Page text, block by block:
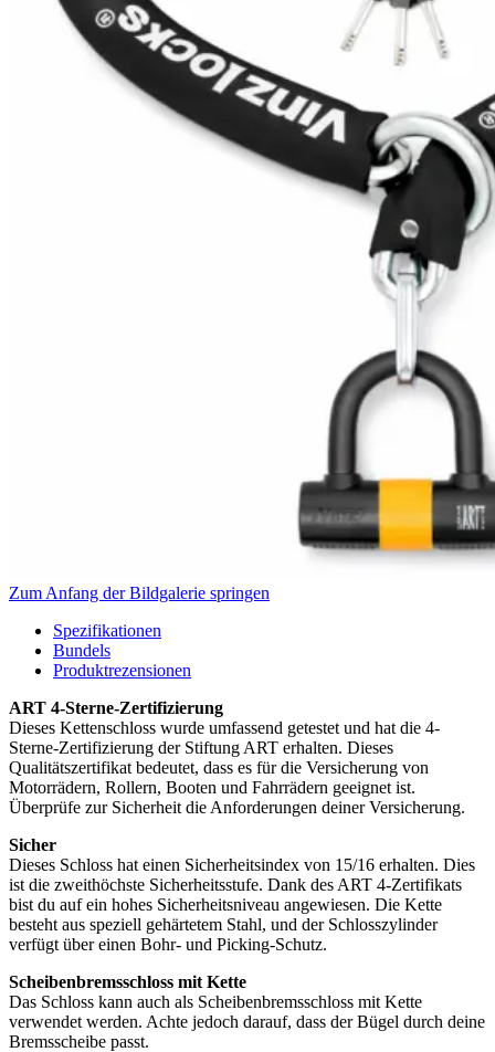
Zum Anfang der Bildgalerie springen
Spezifikationen
Bundels
Produktrezensionen
ART 4-Sterne-Zertifizierung
Dieses Kettenschloss wurde umfassend getestet und hat die 4-
Sterne-Zertifizierung der Stiftung ART erhalten. Dieses
Qualitätszertifikat bedeutet, dass es für die Versicherung von
Motorrädern, Rollern, Booten und Fahrrädern geeignet ist.
Überprüfe zur Sicherheit die Anforderungen deiner Versicherung.
Sicher
Dieses Schloss hat einen Sicherheitsindex von 15/16 erhalten. Dies
ist die zweithöchste Sicherheitsstufe. Dank des ART 4-Zertifikats
bist du auf ein hohes Sicherheitsniveau angewiesen. Die Kette
besteht aus speziell gehärtetem Stahl, und der Schlosszylinder
verfügt über einen Bohr- und Picking-Schutz.
Scheibenbremsschloss mit Kette
Das Schloss kann auch als Scheibenbremsschloss mit Kette
verwendet werden. Achte jedoch darauf, dass der Bügel durch deine
Bremsscheibe passt.